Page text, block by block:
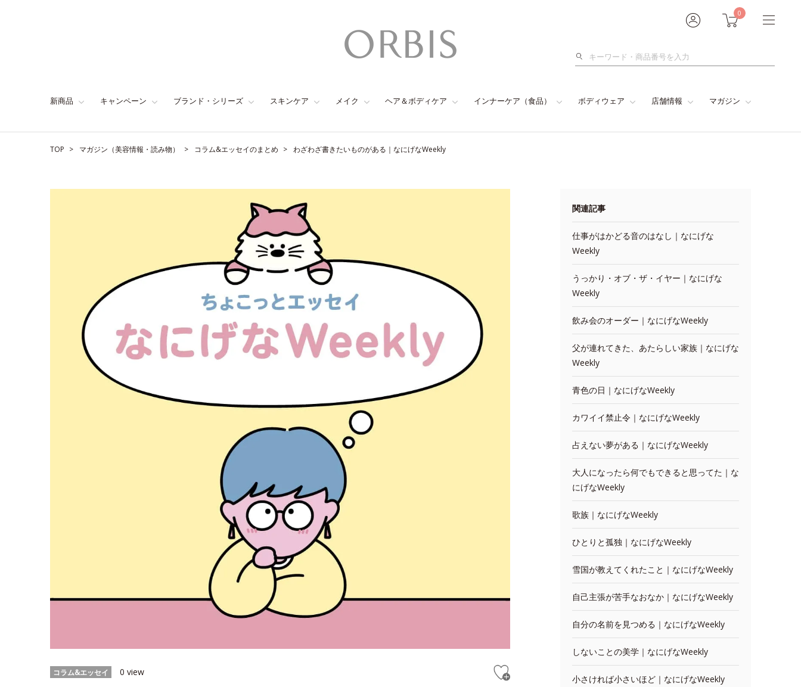
0
検
新商品 キャンペーン ブランド・シリーズ スキンケア メイク ヘア＆ボディケア インナーケア（食品） ボディウェア 店舗情報 マガジン
TOP マガジン（美容情報・読み物） コラム&エッセイのまとめ わざわざ書きたいものがある｜なにげなWeekly
コラム&エッセイ 0 view
関連記事
仕事がはかどる音のはなし｜なにげな
Weekly
うっかり・オブ・ザ・イヤー｜なにげな
Weekly
飲み会のオーダー｜なにげなWeekly
父が連れてきた、あたらしい家族｜なにげな
Weekly
青色の日｜なにげなWeekly
カワイイ禁止令｜なにげなWeekly
占えない夢がある｜なにげなWeekly
大人になったら何でもできると思ってた｜な
にげなWeekly
歌族｜なにげなWeekly
ひとりと孤独｜なにげなWeekly
雪国が教えてくれたこと｜なにげなWeekly
自己主張が苦手なおなか｜なにげなWeekly
自分の名前を見つめる｜なにげなWeekly
しないことの美学｜なにげなWeekly
小さければ小さいほど｜なにげなWeekly